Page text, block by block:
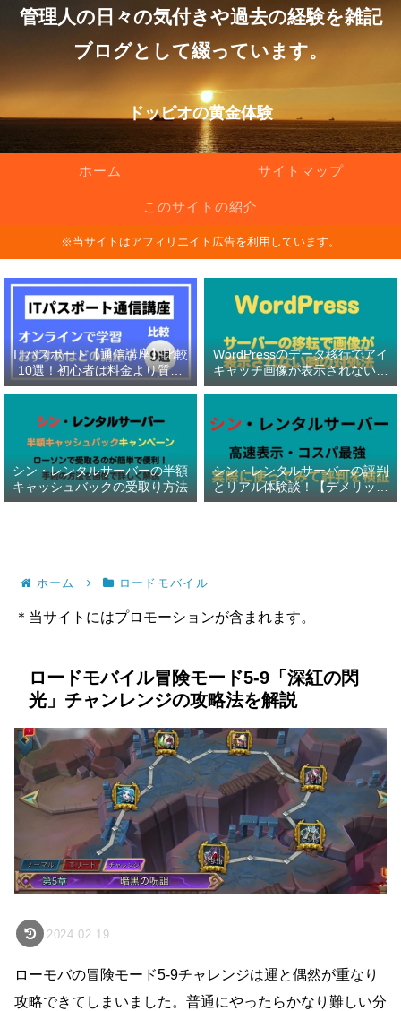
管理人の日々の気付きや過去の経験を雑記
ブログとして綴っています。
ドッピオの黄金体験
ホーム サイトマップ
このサイトの紹介
※当サイトはアフィリエイト広告を利用しています。
ITパスポート【通信講座】比較
10選！初心者は料金より質問
対応の有無を重視！
WordPressのデータ移行でアイ
キャッチ画像が表示されない原
因と対処法
シン・レンタルサーバーの半額
キャッシュバックの受取り方法
シン・レンタルサーバーの評判
とリアル体験談！【デメリット
暴露】
ホーム ロードモバイル
＊当サイトにはプロモーションが含まれます。
ロードモバイル冒険モード5-9「深紅の閃
光」チャンレンジの攻略法を解説
2024.02.19
ローモバの冒険モード5-9チャレンジは運と偶然が重なり
攻略できてしまいました。普通にやったらかなり難しい分